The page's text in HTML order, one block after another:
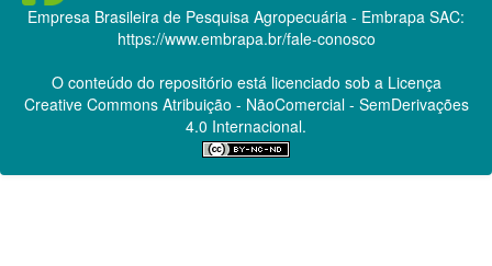
Empresa Brasileira de Pesquisa Agropecuária - Embrapa SAC:
https://www.embrapa.br/fale-conosco
O conteúdo do repositório está licenciado sob a Licença
Creative CommonsAtribuição - NãoComercial - SemDerivações
4.0 Internacional.